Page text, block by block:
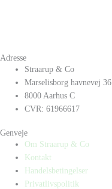
Adresse
Straarup & Co
Marselisborg havnevej 36
8000 Aarhus C
CVR: 61966617
Genveje
Om Straarup & Co
Kontakt
Handelsbetingelser
Privatlivspolitik